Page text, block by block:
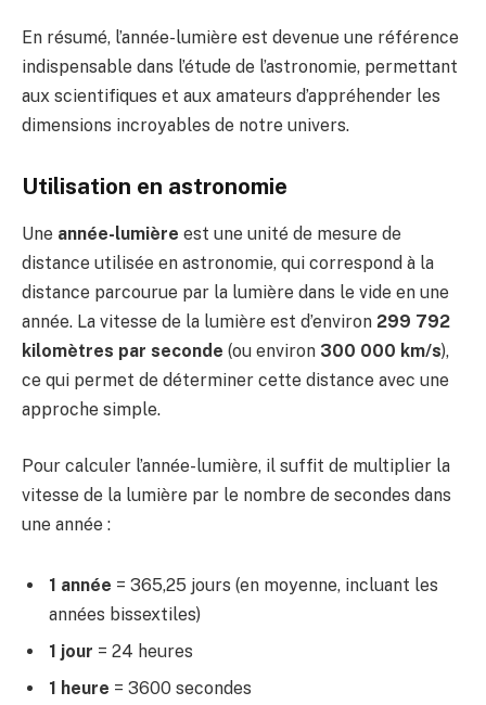
En résumé, l’année-lumière est devenue une référence
indispensable dans l’étude de l’astronomie, permettant
aux scientifiques et aux amateurs d’appréhender les
dimensions incroyables de notre univers.
Utilisation en astronomie
Une année-lumière est une unité de mesure de
distance utilisée en astronomie, qui correspond à la
distance parcourue par la lumière dans le vide en une
année. La vitesse de la lumière est d’environ 299 792
kilomètres par seconde (ou environ 300 000 km/s),
ce qui permet de déterminer cette distance avec une
approche simple.
Pour calculer l’année-lumière, il suffit de multiplier la
vitesse de la lumière par le nombre de secondes dans
une année :
1 année = 365,25 jours (en moyenne, incluant les
années bissextiles)
1 jour = 24 heures
1 heure = 3600 secondes